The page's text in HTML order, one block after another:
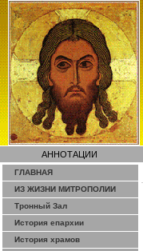
АННОТАЦИИ
ГЛАВНАЯ
ИЗ ЖИЗНИ МИТРОПОЛИИ
Тронный Зал
История епархии
История храмов